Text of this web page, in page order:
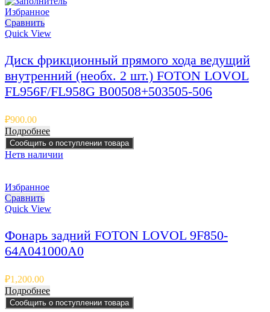
Избранное
Сравнить
Quick View
Диск фрикционный прямого хода ведущий
внутренний (необх. 2 шт.) FOTON LOVOL
FL956F/FL958G B00508+503505-506
₽900.00
Подробнее
Сообщить о поступлении товара
Нетв наличии
Избранное
Сравнить
Quick View
Фонарь задний FOTON LOVOL 9F850-
64A041000A0
₽1,200.00
Подробнее
Сообщить о поступлении товара